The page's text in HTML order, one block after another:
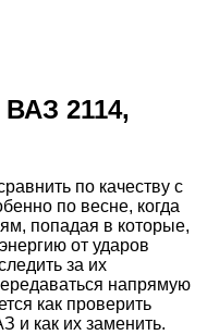
2114,
по качеству с
по весне, когда
попадая в которые,
от ударов
за их
напрямую
как проверить
и как их заменить.